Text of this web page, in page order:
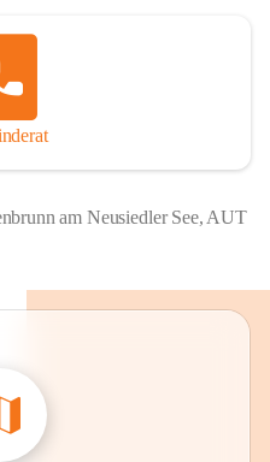
am Neusiedler See, AUT